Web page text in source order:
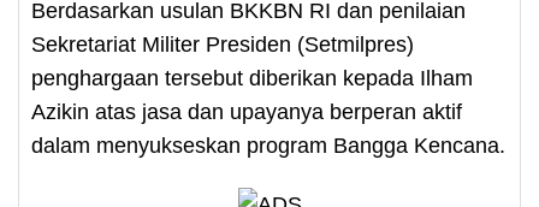
Berdasarkan usulan BKKBN RI dan penilaian
Sekretariat Militer Presiden (Setmilpres)
penghargaan tersebut diberikan kepada Ilham
Azikin atas jasa dan upayanya berperan aktif
dalam menyukseskan program Bangga Kencana.